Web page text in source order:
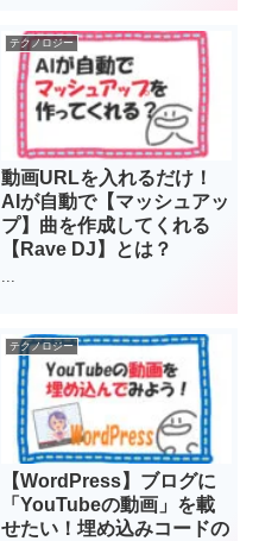
テクノロジー
動画URLを入れるだけ！
AIが自動で【マッシュアッ
プ】曲を作成してくれる
【Rave DJ】とは？
...
テクノロジー
【WordPress】ブログに
「YouTubeの動画」を載
せたい！埋め込みコードの